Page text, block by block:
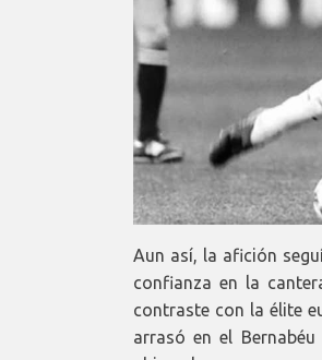
Aun así, la afición
confianza en la
contraste con la élite
arrasó en el